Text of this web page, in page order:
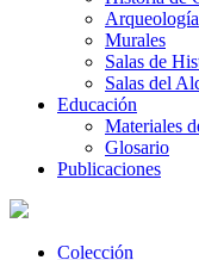
Arqueología
Murales
Salas de
Salas del
Educación
Materiales
Glosario
Publicaciones
Colección